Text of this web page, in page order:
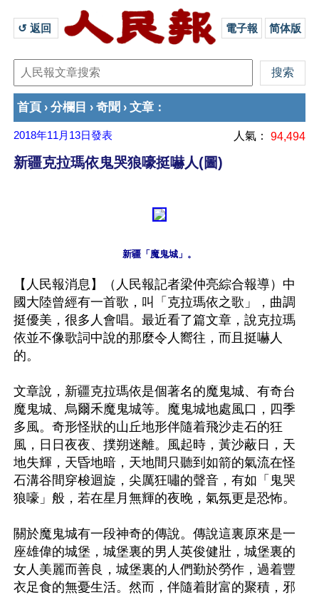
↺ 返回 電子報 简体版
首頁 › 分欄目 › 奇聞 › 文章 ：
2018年11月13日發表 人氣： 94,494
新疆克拉瑪依鬼哭狼嚎挺嚇人(圖)
【人民報消息】（人民報記者梁仲亮綜合報導）中
國大陸曾經有一首歌，叫「克拉瑪依之歌」，曲調
挺優美，很多人會唱。最近看了篇文章，說克拉瑪
依並不像歌詞中說的那麼令人嚮往，而且挺嚇人
的。
文章說，新疆克拉瑪依是個著名的魔鬼城、有奇台
魔鬼城、烏爾禾魔鬼城等。魔鬼城地處風口，四季
多風。奇形怪狀的山丘地形伴隨着飛沙走石的狂
風，日日夜夜、撲朔迷離。風起時，黃沙蔽日，天
地失輝，天昏地暗，天地間只聽到如箭的氣流在怪
石溝谷間穿梭迴旋，尖厲狂嘯的聲音，有如「鬼哭
狼嚎」般，若在星月無輝的夜晚，氣氛更是恐怖。
關於魔鬼城有一段神奇的傳說。傳說這裏原來是一
座雄偉的城堡，城堡裏的男人英俊健壯，城堡裏的
女人美麗而善良，城堡裏的人們勤於勞作，過着豐
衣足食的無憂生活。然而，伴隨着財富的聚積，邪